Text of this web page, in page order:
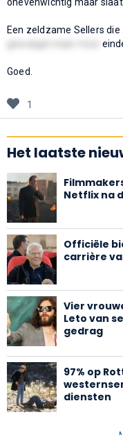
Een zeldzame Sellers
Goed.
1
Het laatste
Netflix na
Officiële
carrière
Vier
Leto van
gedrag
97% op
diensten